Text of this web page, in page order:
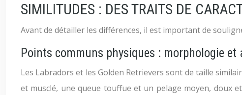
SIMILITUDES : DES TRAITS DE
Avant de détailler les différences, il est important de
Points communs physiques : morphologie et
Les Labradors et les Golden Retrievers sont de taille
et musclé, une queue touffue et un pelage moyen, doux